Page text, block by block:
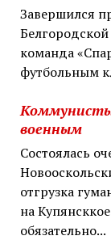
Завершился
команда
футбольным
военным
Состоялась
отгрузка
на
обязательно...